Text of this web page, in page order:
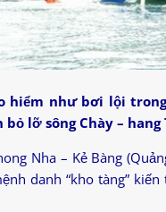
hiểm như bơi lội
lỡ sông Chày – hang
Nha – Kẻ Bàng
danh “kho tàng”